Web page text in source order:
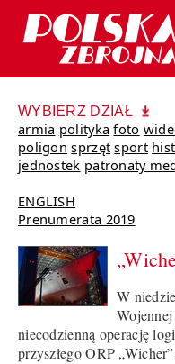
WYBIERZ DZIAŁ
armia polityka foto
poligon sprzęt sport
jednostek patronaty
ENGLISH
Prenumerata 2019
W
niecodzienną operację
przyszłego ORP